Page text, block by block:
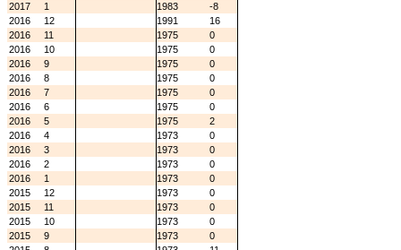
2017
1 1983
-8
2016
12 1991
16
2016
11 1975
0
2016
10 1975
0
2016
9 1975
0
2016
8 1975
0
2016
7 1975
0
2016
6 1975
0
2016
5 1975
2
2016
4 1973
0
2016
3 1973
0
2016
2 1973
0
2016
1 1973
0
2015
12 1973
0
2015
11 1973
0
2015
10 1973
0
2015
9 1973
0